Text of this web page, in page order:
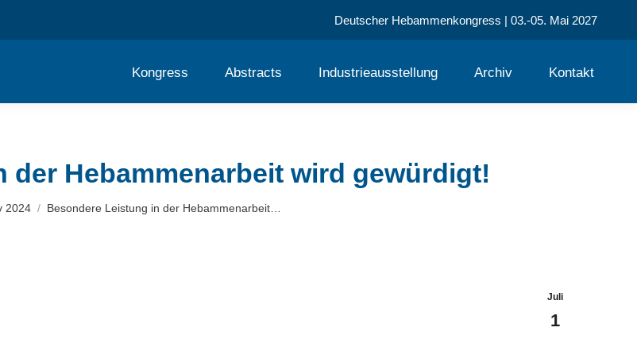
Deutscher Hebammenkongress | 03.-05. Mai 2027
Kongress Abstracts Industrieausstellung Archiv Kontakt
der Hebammenarbeit wird gewürdigt!
2024 Besondere Leistung in der Hebammenarbeit…
Juli
1